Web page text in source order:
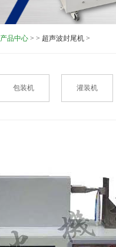
产品中心 > > 超声波封尾机 >
包装机 灌装机